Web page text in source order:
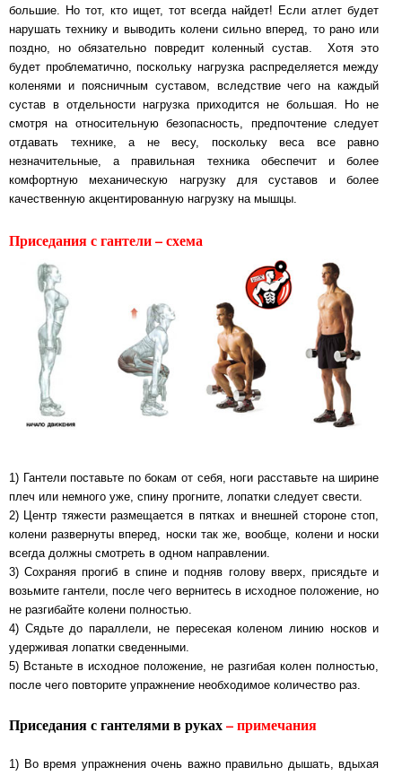
большие. Но тот, кто ищет, тот всегда найдет! Если атлет будет
нарушать технику и выводить колени сильно вперед, то рано или
поздно, но обязательно повредит коленный сустав. Хотя это
будет проблематично, поскольку нагрузка распределяется между
коленями и поясничным суставом, вследствие чего на каждый
сустав в отдельности нагрузка приходится не большая. Но не
смотря на относительную безопасность, предпочтение следует
отдавать технике, а не весу, поскольку веса все равно
незначительные, а правильная техника обеспечит и более
комфортную механическую нагрузку для суставов и более
качественную акцентированную нагрузку на мышцы.
Приседания с гантели – схема
1) Гантели поставьте по бокам от себя, ноги расставьте на ширине
плеч или немного уже, спину прогните, лопатки следует свести.
2) Центр тяжести размещается в пятках и внешней стороне стоп,
колени развернуты вперед, носки так же, вообще, колени и носки
всегда должны смотреть в одном направлении.
3) Сохраняя прогиб в спине и подняв голову вверх, присядьте и
возьмите гантели, после чего вернитесь в исходное положение, но
не разгибайте колени полностью.
4) Сядьте до параллели, не пересекая коленом линию носков и
удерживая лопатки сведенными.
5) Встаньте в исходное положение, не разгибая колен полностью,
после чего повторите упражнение необходимое количество раз.
Приседания с гантелями в руках– примечания
1) Во время упражнения очень важно правильно дышать, вдыхая